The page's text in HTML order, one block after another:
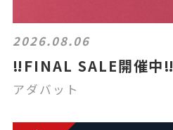
2026.08.06
‼️FINAL SALE開催中‼️
アダバット